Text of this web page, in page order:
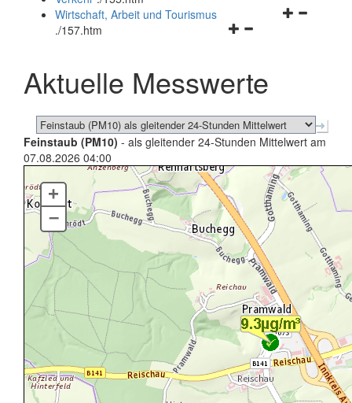
schließen
Navigationsmenü
schließen
Wirtschaft, Arbeit und Tourismus
./157.htm
Aktuelle Messwerte
Feinstaub (PM10) - als gleitender 24-Stunden Mittelwert am
07.08.2026 04:00
+
–